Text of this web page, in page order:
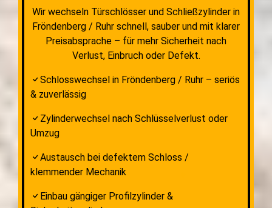
Wir wechseln Türschlösser und Schließzylinder in
Fröndenberg / Ruhr schnell, sauber und mit klarer
Preisabsprache – für mehr Sicherheit nach
Verlust, Einbruch oder Defekt.
Schlosswechsel in Fröndenberg / Ruhr – seriös
& zuverlässig
Zylinderwechsel nach Schlüsselverlust oder
Umzug
Austausch bei defektem Schloss /
klemmender Mechanik
Einbau gängiger Profilzylinder &